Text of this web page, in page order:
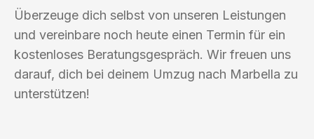
Überzeuge dich selbst von unseren Leistungen
und vereinbare noch heute einen Termin für ein
kostenloses Beratungsgespräch. Wir freuen uns
darauf, dich bei deinem Umzug nach Marbella zu
unterstützen!